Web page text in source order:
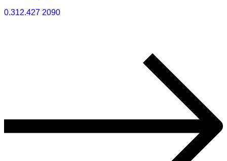
0.312.427 2090